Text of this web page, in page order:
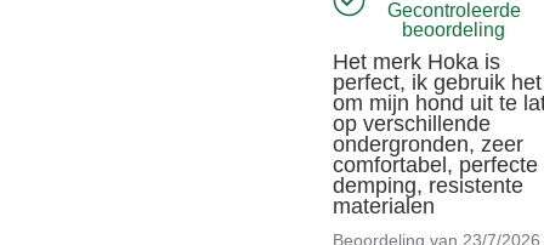
Gecontroleerde
beoordeling
Het merk Hoka is
perfect, ik gebruik het
om mijn hond uit te
op verschillende
ondergronden, zeer
comfortabel, perfecte
demping, resistente
materialen
Beoordeling van23/7/2026